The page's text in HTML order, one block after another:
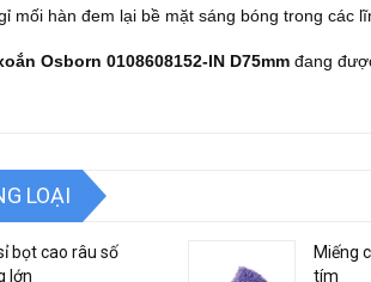
mối hàn đem lại bề mặt sáng bóng trong các
Osborn 0108608152-IN D75mm đang
LOẠI
bọt cao râu số
lớn
Miếng
tím